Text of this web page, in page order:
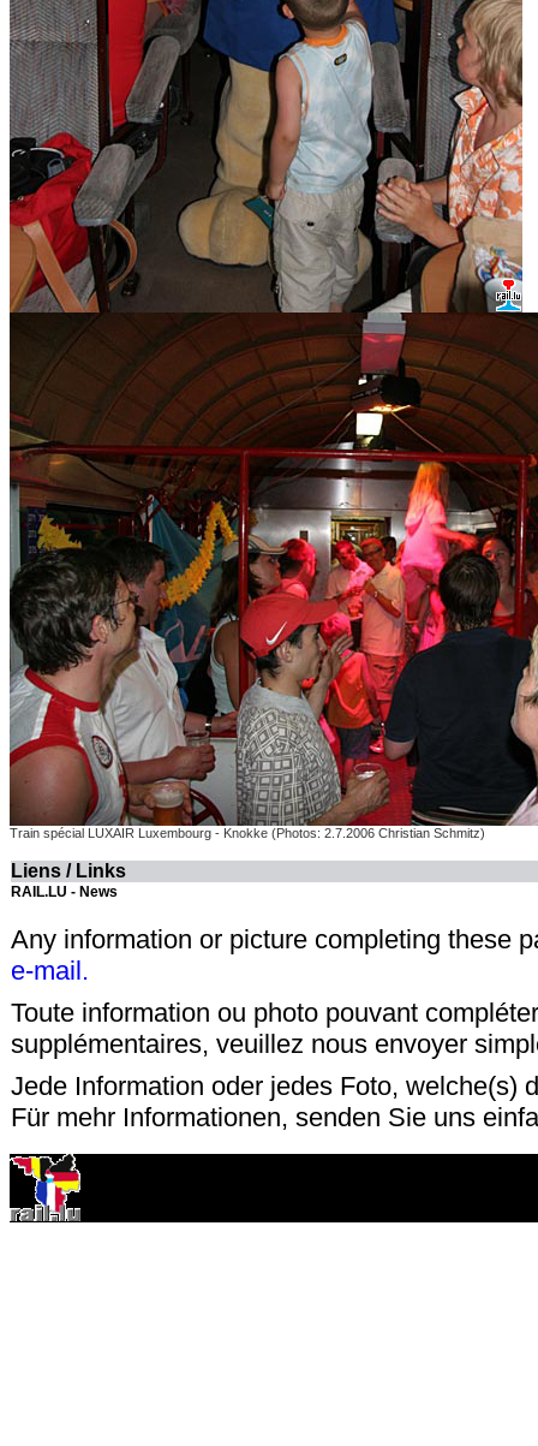
Train spécial LUXAIR Luxembourg - Knokke (Photos: 2.7.2006 Christian Schmitz)
Liens / Links
RAIL.LU - News
Any information or picture completing these
e-mail.
Toute information ou photo pouvant
supplémentaires, veuillez nous envoyer
Jede Information oder jedes Foto, welche(s)
Für mehr Informationen, senden Sie uns